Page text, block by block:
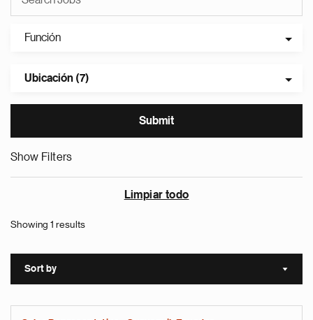
Función
Ubicación (7)
Show Filters
Limpiar todo
Showing 1 results
Sort by Sort